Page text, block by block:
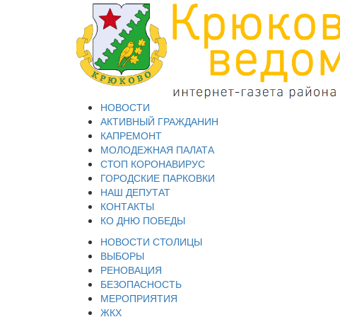
НОВОСТИ
АКТИВНЫЙ ГРАЖДАНИН
КАПРЕМОНТ
МОЛОДЕЖНАЯ ПАЛАТА
СТОП КОРОНАВИРУС
ГОРОДСКИЕ ПАРКОВКИ
НАШ ДЕПУТАТ
КОНТАКТЫ
КО ДНЮ ПОБЕДЫ
НОВОСТИ СТОЛИЦЫ
ВЫБОРЫ
РЕНОВАЦИЯ
БЕЗОПАСНОСТЬ
МЕРОПРИЯТИЯ
ЖКХ